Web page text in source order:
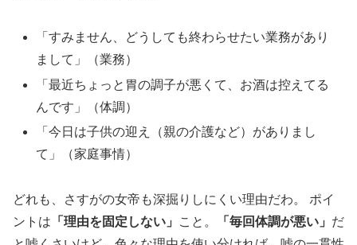
「すみません、どうしても終わらせたい業務があり
まして」（業務）
「最近ちょっと胃の調子が悪くて、お酒は控えてる
んです」（体調）
「今日は子供の迎え（親の介護など）がありまし
て」（家庭事情）
どれも、さすがの女帝も深掘りしにくい理由だわ。 ポイ
ントは 「理由を固定しない」 こと。 「毎回体調が悪い」 だ